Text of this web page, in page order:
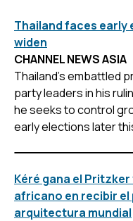
Thailand faces
widen
CHANNEL NEWS ASIA
Thailand's embattled
party leaders in his
he seeks to control
early elections later
Kéré gana el
africano en recibir el
arquitectura mundial